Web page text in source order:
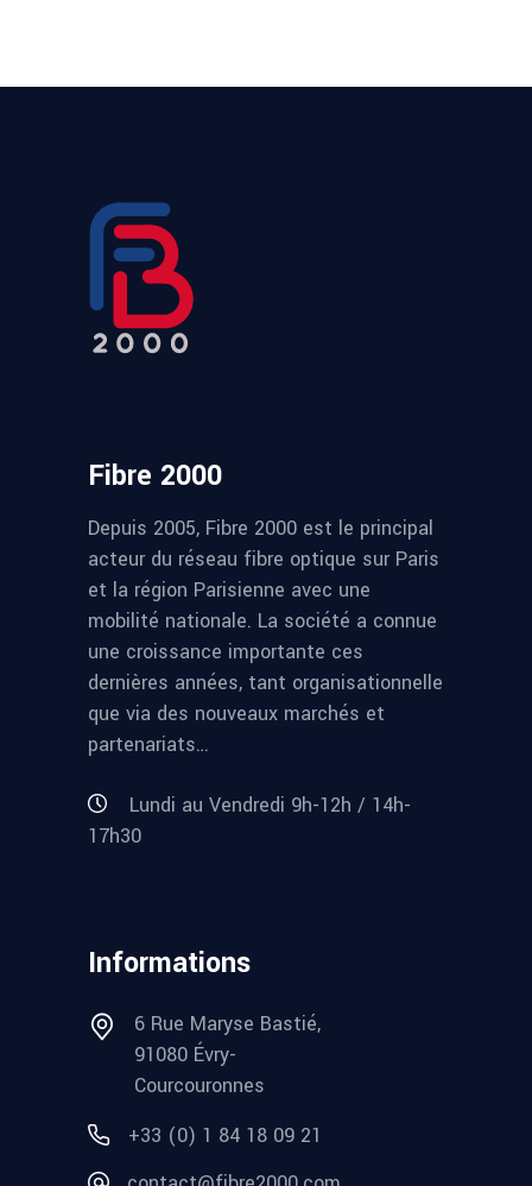
Fibre 2000
Depuis 2005, Fibre 2000 est le principal
acteur du réseau fibre optique sur Paris
et la région Parisienne avec une
mobilité nationale. La société a connue
une croissance importante ces
dernières années, tant organisationnelle
que via des nouveaux marchés et
partenariats…
Lundi au Vendredi 9h-12h / 14h-
17h30
Informations
6 Rue Maryse Bastié,
91080 Évry-
Courcouronnes
+33 (0) 1 84 18 09 21